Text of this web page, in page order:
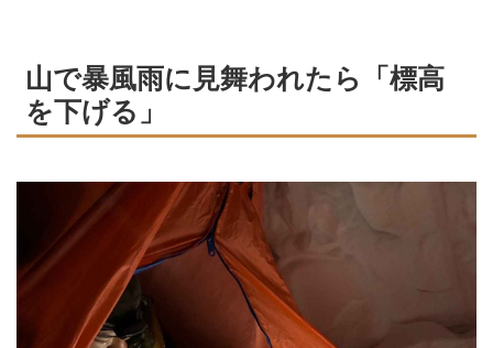
山で暴風雨に見舞われたら「標高
を下げる」